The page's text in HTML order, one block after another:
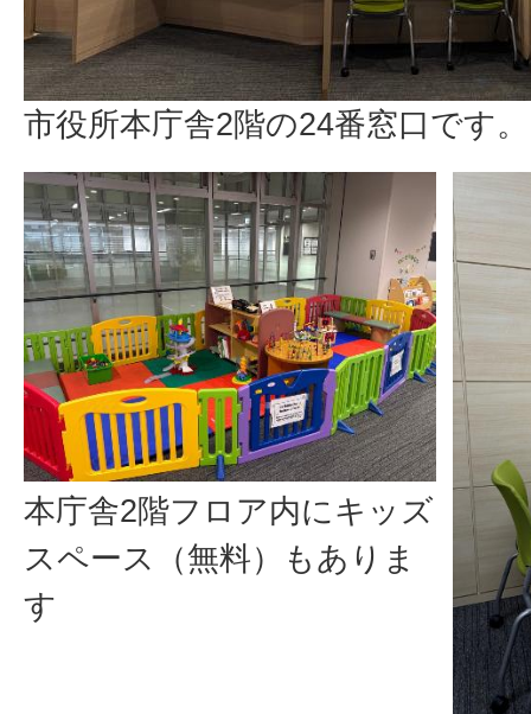
市役所本庁舎2階の24番窓口です。
本庁舎2階フロア内にキッズ
スペース（無料）もありま
す